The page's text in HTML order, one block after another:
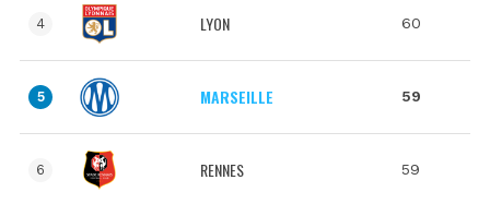
4 LYON 60
5 MARSEILLE 59
6 RENNES 59